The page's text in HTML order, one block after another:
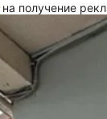
на получение